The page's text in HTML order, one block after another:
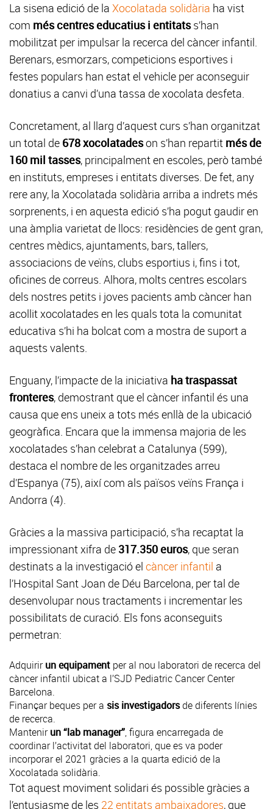
La sisena edició de la Xocolatada solidària ha vist
com més centres educatius i entitatss’han
mobilitzat per impulsar la recerca del càncer infantil.
Berenars, esmorzars, competicions esportives i
festes populars han estat el vehicle per aconseguir
donatius a canvi d’una tassa de xocolata desfeta.
Concretament, al llarg d’aquest curs s’han organitzat
un total de 678 xocolatadeson s’han repartit més de
160 mil tasses, principalment en escoles, però també
en instituts, empreses i entitats diverses. De fet, any
rere any, la Xocolatada solidària arriba a indrets més
sorprenents, i en aquesta edició s’ha pogut gaudir en
una àmplia varietat de llocs: residències de gent gran,
centres mèdics, ajuntaments, bars, tallers,
associacions de veïns, clubs esportius i, fins i tot,
oficines de correus. Alhora, molts centres escolars
dels nostres petits i joves pacients amb càncer han
acollit xocolatades en les quals tota la comunitat
educativa s’hi ha bolcat com a mostra de suport a
aquests valents.
Enguany, l’impacte de la iniciativa ha traspassat
fronteres, demostrant que el càncer infantil és una
causa que ens uneix a tots més enllà de la ubicació
geogràfica. Encara que la immensa majoria de les
xocolatades s’han celebrat a Catalunya (599),
destaca el nombre de les organitzades arreu
d’Espanya (75), així com als països veïns França i
Andorra (4).
Gràcies a la massiva participació, s’ha recaptat la
impressionant xifra de 317.350 euros, que seran
destinats a la investigació el càncer infantil a
l’Hospital Sant Joan de Déu Barcelona, per tal de
desenvolupar nous tractaments i incrementar les
possibilitats de curació. Els fons aconseguits
permetran:
Adquirirun equipament per al nou laboratori de recerca del
càncer infantil ubicat a l’SJD Pediatric Cancer Center
Barcelona.
Finançar beques per a sis investigadorsde diferents línies
de recerca.
Mantenirun “lab manager”, figura encarregada de
coordinar l’activitat del laboratori, que es va poder
incorporar el 2021 gràcies a la quarta edició de la
Xocolatada solidària.
Tot aquest moviment solidari és possible gràcies a
l’entusiasme de les 22 entitats ambaixadores, que